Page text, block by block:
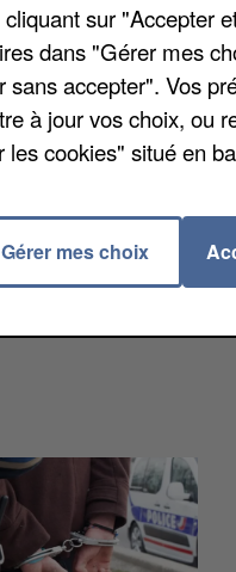
Les faits se sont
et assis sur un
sur un soldat du
une nouvelle
sur "Accepter
dans "Gérer mes
sans accepter". Vos
à jour vos choix, ou
cookies" situé en
Gérer mes choix